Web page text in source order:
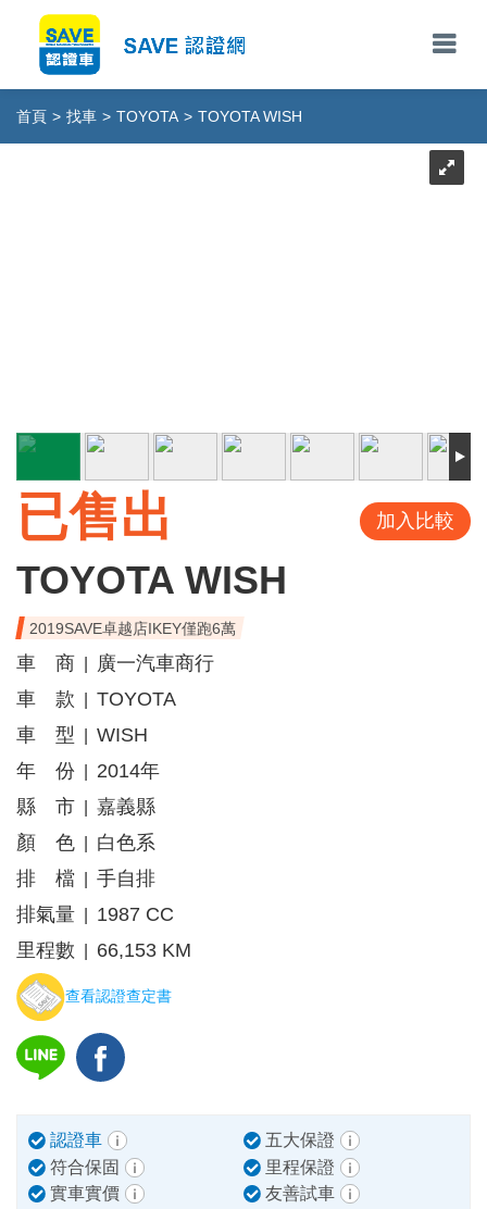
首頁 > 找車 > TOYOTA > TOYOTA WISH
已售出 加入比較
TOYOTA WISH
2019SAVE卓越店IKEY僅跑6萬
車 商
廣一汽車商行
車 款
TOYOTA
車 型
WISH
年 份
2014年
縣 市
嘉義縣
顏 色
白色系
排 檔
手自排
排氣量
1987 CC
里程數
66,153 KM
查看認證查定書
認證車
五大保證
符合保固
里程保證
實車實價
友善試車